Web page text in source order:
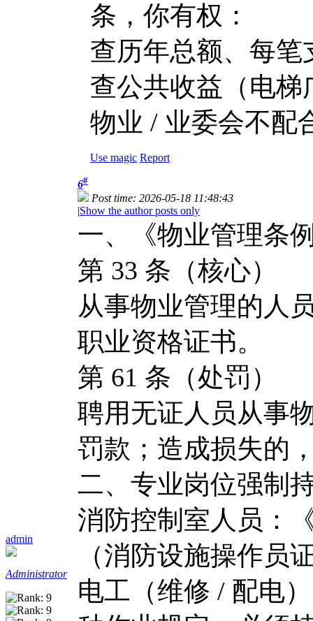
条，你有权：
查历年总额、每
查公共收益（电
物业 / 业委会不配
Use magic Report
admin
Administrator
6#
Post time: 2026-05-18 11:48:43
|Show the author posts only
一、《物业管理条
第 33 条（核心）
从事物业管理的人
职业资格证书。
第 61 条（处罚）
聘用无证人员从事
罚款；造成损失的
二、专业岗位强制
消防控制室人员：
（消防设施操作员
电工（维修 / 配电